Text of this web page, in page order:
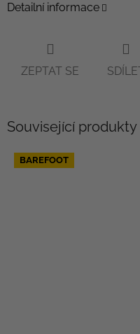
Detailní informace
ZEPTAT SE
Související produkty
BAREFOOT